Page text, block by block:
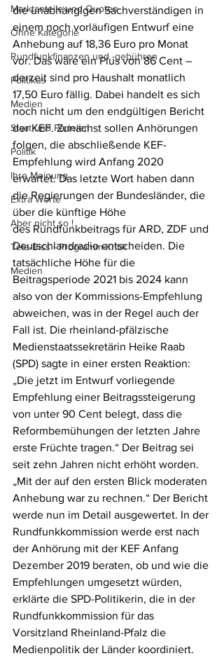
Marktanteile und Quoten
Ohne Kategorie
Rundfunkfinanzen und -gebühren
Politikus
Medien
Staat und Parteien
Politik
Ihre Meinung
Extra Worte
Aber nicht so !
Tele-Biss - Programm-Kritik
Medien
die unabhängigen Sachverständigen in
einem noch vorläufigen Entwurf eine
Anhebung auf 18,36 Euro pro Monat
vor. Das wäre ein Plus von 86 Cent –
derzeit sind pro Haushalt monatlich
17,50 Euro fällig. Dabei handelt es sich
noch nicht um den endgültigen Bericht
der KEF. Zunächst sollen Anhörungen
folgen, die abschließende KEF-
Empfehlung wird Anfang 2020
erwartet. Das letzte Wort haben dann
die Regierungen der Bundesländer, die
über die künftige Höhe
des Rundfunkbeitrags für ARD, ZDF und
Deutschlandradio entscheiden. Die
tatsächliche Höhe für die
Beitragsperiode 2021 bis 2024 kann
also von der Kommissions-Empfehlung
abweichen, was in der Regel auch der
Fall ist. Die rheinland-pfälzische
Medienstaatssekretärin Heike Raab
(SPD) sagte in einer ersten Reaktion:
„Die jetzt im Entwurf vorliegende
Empfehlung einer Beitragssteigerung
von unter 90 Cent belegt, dass die
Reformbemühungen der letzten Jahre
erste Früchte tragen.“ Der Beitrag sei
seit zehn Jahren nicht erhöht worden.
„Mit der auf den ersten Blick moderaten
Anhebung war zu rechnen.“ Der Bericht
werde nun im Detail ausgewertet. In der
Rundfunkkommission werde erst nach
der Anhörung mit der KEF Anfang
Dezember 2019 beraten, ob und wie die
Empfehlungen umgesetzt würden,
erklärte die SPD-Politikerin, die in der
Rundfunkkommission für das
Vorsitzland Rheinland-Pfalz die
Medienpolitik der Länder koordiniert.